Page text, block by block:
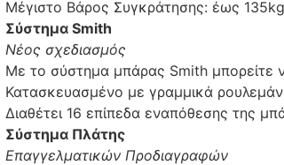
Μέγιστο Βάρος Συγκράτησης: έως
Σύστημα Smith
Νέος σχεδιασμός
Με το σύστημα μπάρας Smith μπορείτε
Κατασκευασμένο με γραμμικά
Διαθέτει 16 επίπεδα εναπόθεσης της
Σύστημα Πλάτης
Επαγγελματικών Προδιαγραφών